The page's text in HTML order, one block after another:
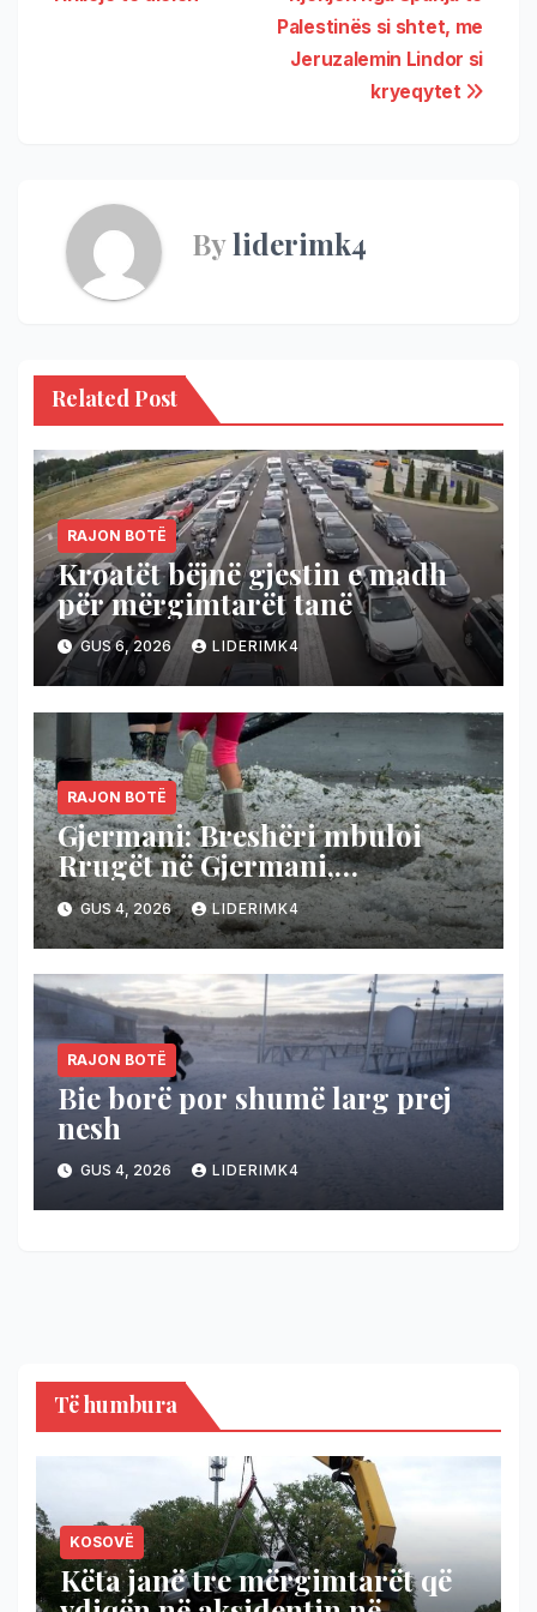
Palestinës si shtet, me
Jeruzalemin Lindor si
kryeqytet
Byliderimk4
Related Post
RAJON BOTË
Kroatët bëjnë gjestin e madh
për mërgimtarët tanë
GUS 6, 2026 LIDERIMK4
RAJON BOTË
Gjermani: Breshëri mbuloi
Rrugët në Gjermani,
temperaturat bien nga 36 në 19
gradë
GUS 4, 2026 LIDERIMK4
RAJON BOTË
Bie borë por shumë larg prej
nesh
GUS 4, 2026 LIDERIMK4
Të humbura
KOSOVË
Këta janë tre mërgimtarët që